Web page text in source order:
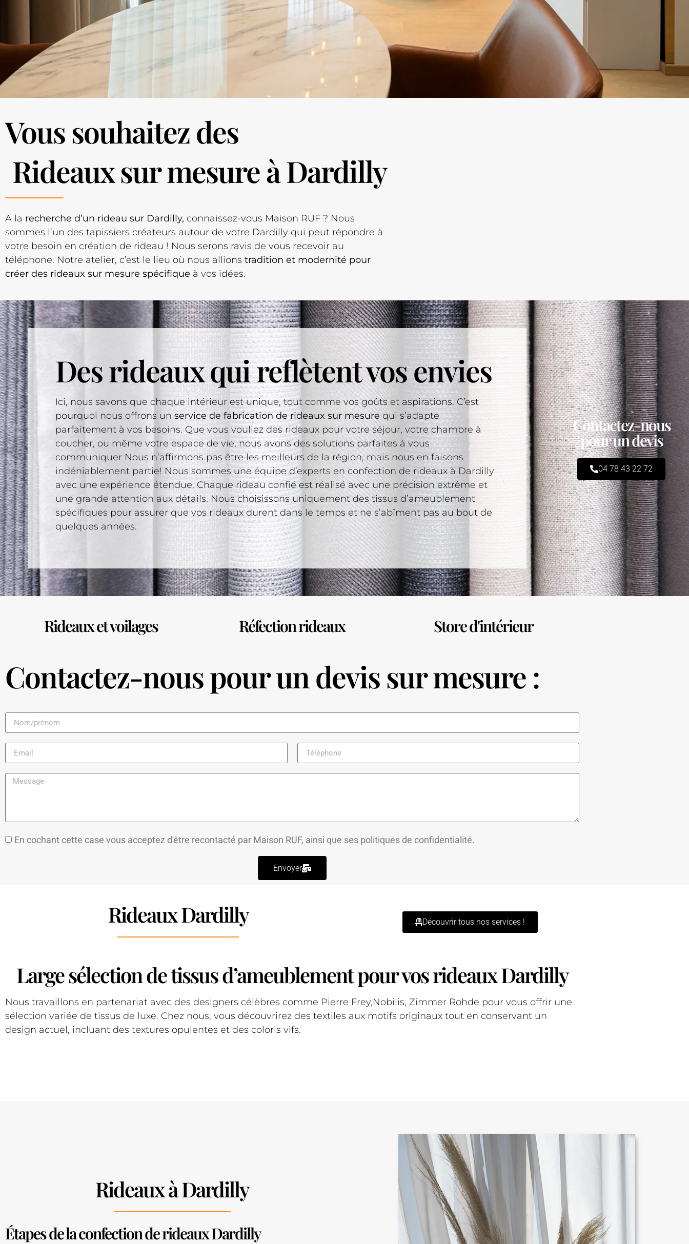
Vous souhaitez des
Rideaux sur mesure à Dardilly
A la recherche d’un rideau sur Dardilly, connaissez-vous Maison RUF ? Nous
sommes l’un des tapissiers créateurs autour de votre Dardilly qui peut répondre à
votre besoin en création de rideau ! Nous serons ravis de vous recevoir au
téléphone. Notre atelier, c’est le lieu où nous allions tradition et modernité pour
créer des rideaux sur mesure spécifique à vos idées.
Des rideaux qui reflètent vos envies
Ici, nous savons que chaque intérieur est unique, tout comme vos goûts et aspirations. C’est
pourquoi nous offrons unservice de fabrication de rideaux sur mesurequi s’adapte
parfaitement à vos besoins. Que vous vouliez des rideaux pour votre séjour, votre chambre à
coucher, ou même votre espace de vie, nous avons des solutions parfaites à vous
communiquer Nous n’affirmons pas être les meilleurs de la région, mais nous en faisons
indéniablement partie! Nous sommes une équipe d’experts en confection de rideaux à Dardilly
avec une expérience étendue. Chaque rideau confié est réalisé avec une précision extrême et
une grande attention aux détails. Nous choisissons uniquement des tissus d’ameublement
spécifiques pour assurer que vos rideaux durent dans le temps et ne s’abîment pas au bout de
quelques années.
Contactez-nous
pour un devis
04 78 43 22 72
Rideaux et voilages Réfection rideaux Store d'intérieur
Contactez-nous pour un devis sur mesure :
En cochant cette case vous acceptez d'être recontacté par Maison RUF, ainsi que ses politiques de confidentialité.
Envoyer
Rideaux Dardilly Découvrir tous nos services !
Large sélection de tissus d’ameublement pour vos rideaux Dardilly
Nous travaillons en partenariat avec des designers célèbres comme Pierre Frey,Nobilis, Zimmer Rohde pour vous offrir une
sélection variée de tissus de luxe. Chez nous, vous découvrirez des textiles aux motifs originaux tout en conservant un
design actuel, incluant des textures opulentes et des coloris vifs.
Rideaux à Dardilly
Étapes de la confection de rideaux Dardilly